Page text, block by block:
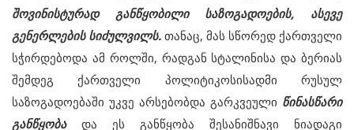
შოვინისტურად განწყობილი საზოგადოების, ასევე
გენერლების სიძულვილს. თანაც, მას სწორედ ქართველი
სჭირდებოდა ამ როლში, რადგან სტალინისა და ბერიას
შემდეგ ქართველი პოლიტიკოსისადმი რუსულ
საზოგადოებაში უკვე არსებობდა გარკვეული წინასწარი
განწყობადა ეს განწყობა შესანიშნავი ნიადაგი